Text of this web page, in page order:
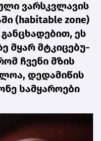
ვარ­სკვლა­ვის
(habitable zone)
ეს
მყარ მტკი­ცე­ბუ­
ჩვე­ნი მზის
დე­და­მი­წის
სამ­ყა­რო­ე­ბი